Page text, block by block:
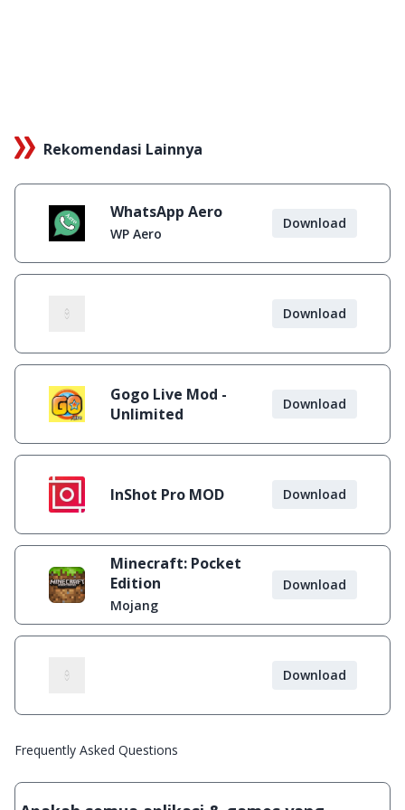
Rekomendasi Lainnya
WhatsApp Aero
WP Aero
Download
Download
Gogo Live Mod -
Unlimited
Download
InShot Pro MOD Download
Minecraft: Pocket
Edition
Mojang
Download
Download
Frequently Asked Questions